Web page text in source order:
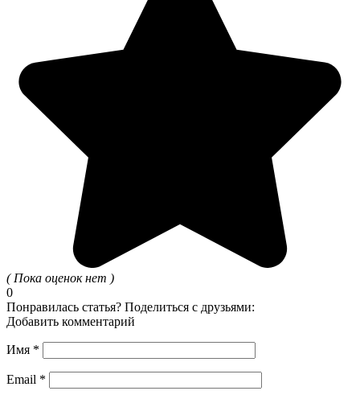
( Пока оценок нет )
0
Понравилась статья? Поделиться с друзьями:
Добавить комментарий
Имя *
Email *